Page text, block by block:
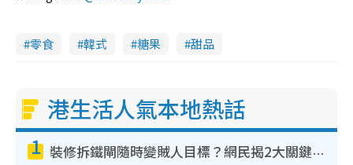
零食 韓式 糖果 甜品
港生活人氣本地熱話
1 裝修拆鐵閘隨時變賊人目標？網民揭2大關鍵用途：裝新式等於白裝？附新舊鐵閘分別